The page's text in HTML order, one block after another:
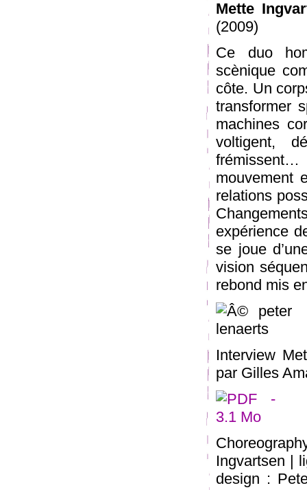
Mette
(2009)
Ce duo
scènique
côte. Un
transformer
machines
voltigent,
mouvement
relations
expérience
se joue
vision
rebond mis
Interview
par Gilles
Ingvartsen |
design :